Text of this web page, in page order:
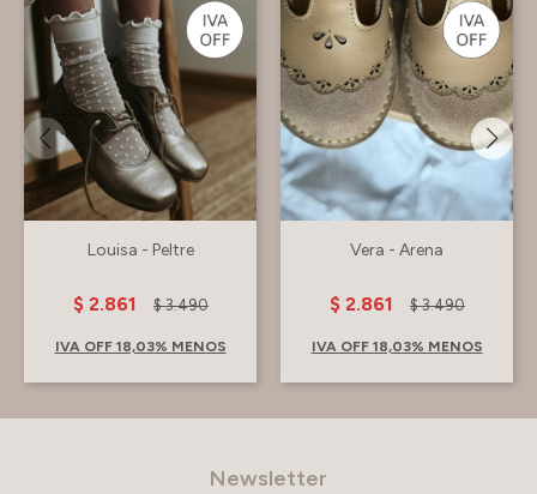
Louisa - Peltre
$ 2.861 $ 3.490
IVA OFF 18,03% MENOS
Vera - Arena
$ 2.861 $ 3.490
IVA OFF 18,03% MENOS
Newsletter